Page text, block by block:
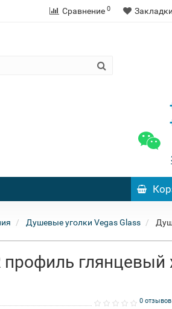
Сравнение 0 Закладки
Душевые уголки Vegas Glass
глянцевый
0 отзывов